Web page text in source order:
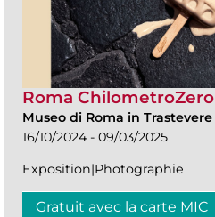
Roma ChilometroZero
Museo di Roma in Trastevere
16/10/2024 - 09/03/2025
Exposition|Photographie
Gratuit avec la carte MIC